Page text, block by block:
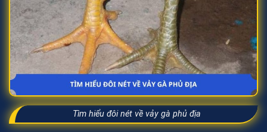
Tìm hiểu đôi nét về vảy gà phủ địa